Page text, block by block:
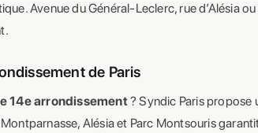
Avenue du Général-Leclerc, rue d’Alésia
de Paris
14e arrondissement? Syndic Paris propose
Alésia et Parc Montsouris